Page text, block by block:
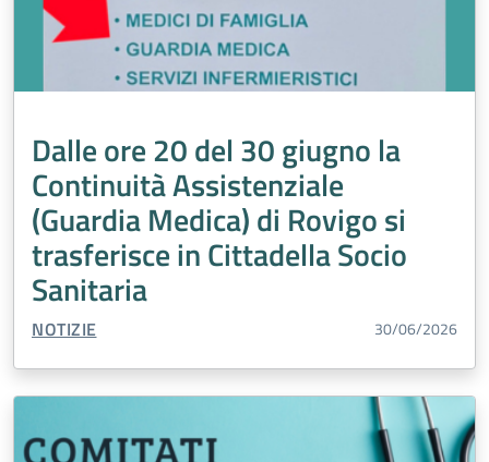
Dalle ore 20 del 30 giugno la
Continuità Assistenziale
(Guardia Medica) di Rovigo si
trasferisce in Cittadella Socio
Sanitaria
TIPO CONTENUTO:
NOTIZIE 30/06/2026